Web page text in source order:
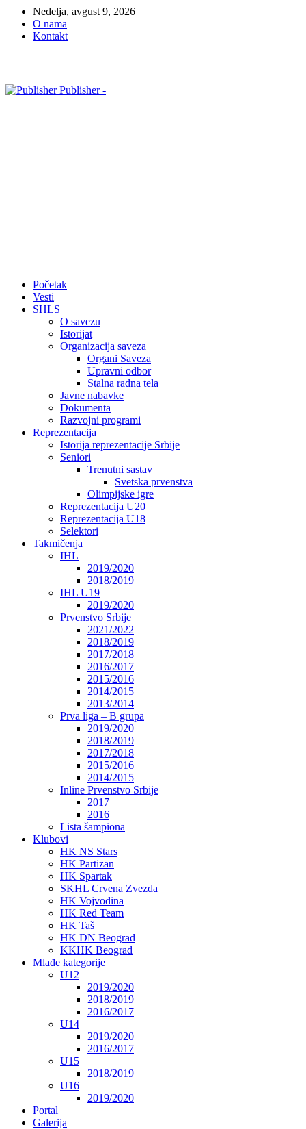
Nedelja, avgust 9, 2026
O nama
Kontakt
Publisher -
Početak
Vesti
SHLS
O savezu
Istorijat
Organizacija saveza
Organi Saveza
Upravni odbor
Stalna radna tela
Javne nabavke
Dokumenta
Razvojni programi
Reprezentacija
Istorija reprezentacije Srbije
Seniori
Trenutni sastav
Svetska prvenstva
Olimpijske igre
Reprezentacija U20
Reprezentacija U18
Selektori
Takmičenja
IHL
2019/2020
2018/2019
IHL U19
2019/2020
Prvenstvo Srbije
2021/2022
2018/2019
2017/2018
2016/2017
2015/2016
2014/2015
2013/2014
Prva liga – B grupa
2019/2020
2018/2019
2017/2018
2015/2016
2014/2015
Inline Prvenstvo Srbije
2017
2016
Lista šampiona
Klubovi
HK NS Stars
HK Partizan
HK Spartak
SKHL Crvena Zvezda
HK Vojvodina
HK Red Team
HK Taš
HK DN Beograd
KKHK Beograd
Mlađe kategorije
U12
2019/2020
2018/2019
2016/2017
U14
2019/2020
2016/2017
U15
2018/2019
U16
2019/2020
Portal
Galerija